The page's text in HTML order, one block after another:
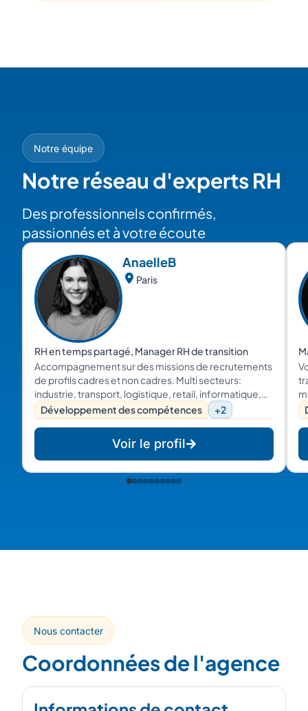
Notre équipe
Notre réseau d'experts RH
Des professionnels confirmés,
passionnés et à votre écoute
AnaelleB
Paris
RH en temps partagé, Manager RH de transition
Accompagnement sur des missions de recrutements
de profils cadres et non cadres. Multi secteurs:
industrie, transport, logistique, retail, informatique,
média. Multi fonctions: RH, finance, marketing,
technique, sales,..
Développement des compétences +2
Voir le profil
Nous contacter
Coordonnées de l'agence